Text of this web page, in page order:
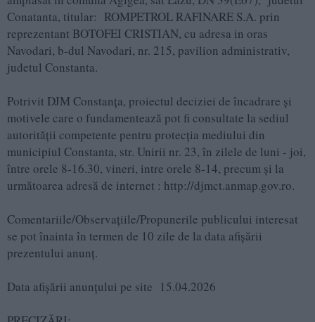
Conatanta, titular: ROMPETROL RAFINARE S.A. prin
reprezentant BOTOFEI CRISTIAN, cu adresa in oras
Navodari, b-dul Navodari, nr. 215, pavilion administrativ,
judetul Constanta.
Potrivit DJM Constanța, proiectul deciziei de încadrare şi
motivele care o fundamentează pot fi consultate la sediul
autorităţii competente pentru protecţia mediului din
municipiul Constanta, str. Unirii nr. 23, în zilele de luni - joi,
între orele 8-16.30, vineri, intre orele 8-14, precum şi la
următoarea adresă de internet : http://djmct.anmap.gov.ro.
Comentariile/Observaţiile/Propunerile publicului interesat
se pot înainta în termen de 10 zile de la data afişării
prezentului anunţ.
Data afişării anunţului pe site 15.04.2026